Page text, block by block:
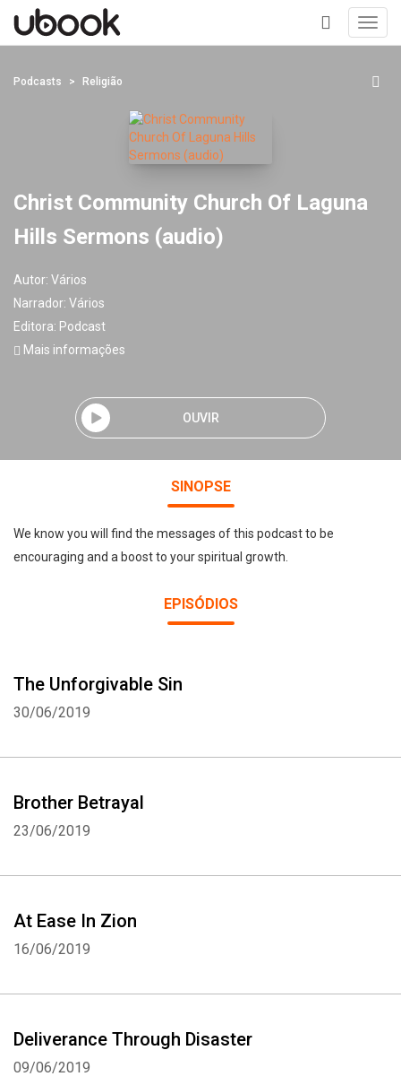
+
Podcasts Religião
Christ Community Church Of Laguna
Hills Sermons (audio)
Autor: Vários
Narrador: Vários
Editora: Podcast
Mais informações
OUVIR
SINOPSE
We know you will find the messages of this podcast to be
encouraging and a boost to your spiritual growth.
EPISÓDIOS
The Unforgivable Sin
30/06/2019
Brother Betrayal
23/06/2019
At Ease In Zion
16/06/2019
Deliverance Through Disaster
09/06/2019